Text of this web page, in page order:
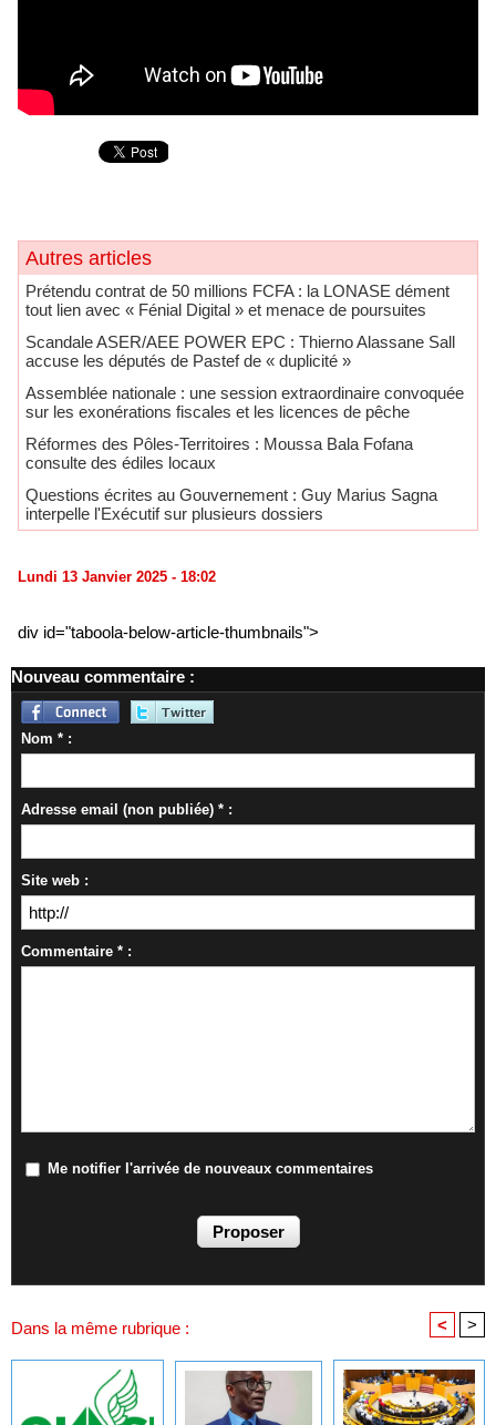
Autres articles
Prétendu contrat de 50 millions FCFA : la LONASE dément
tout lien avec « Fénial Digital » et menace de poursuites
Scandale ASER/AEE POWER EPC : Thierno Alassane Sall
accuse les députés de Pastef de « duplicité »
Assemblée nationale : une session extraordinaire convoquée
sur les exonérations fiscales et les licences de pêche
Réformes des Pôles-Territoires : Moussa Bala Fofana
consulte des édiles locaux
Questions écrites au Gouvernement : Guy Marius Sagna
interpelle l'Exécutif sur plusieurs dossiers
Lundi 13 Janvier 2025 - 18:02
div id="taboola-below-article-thumbnails">
Nouveau commentaire :
Nom * :
Adresse email (non publiée) * :
Site web :
Commentaire * :
Me notifier l'arrivée de nouveaux commentaires
Dans la même rubrique : < >